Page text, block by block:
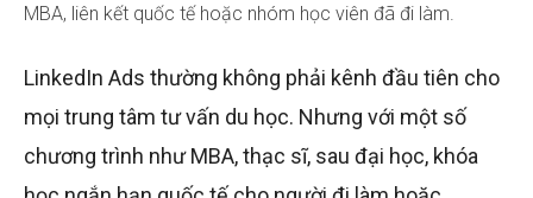
MBA, liên kết quốc tế hoặc nhóm học viên đã đi làm.
LinkedIn Ads thường không phải kênh đầu tiên cho
mọi trung tâm tư vấn du học. Nhưng với một số
chương trình như MBA, thạc sĩ, sau đại học, khóa